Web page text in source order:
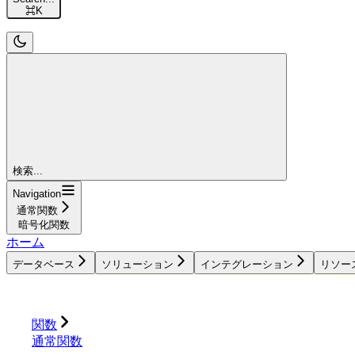
⌘K
検索...
Navigation
通常関数
暗号化関数
ホーム
データベース ソリューション インテグレーション リソー
関数
通常関数